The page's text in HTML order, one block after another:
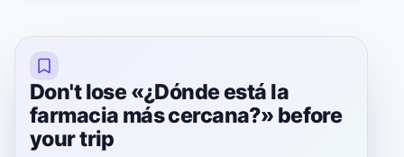
Don't lose «¿Dónde está la
farmacia más cercana?» before
your trip